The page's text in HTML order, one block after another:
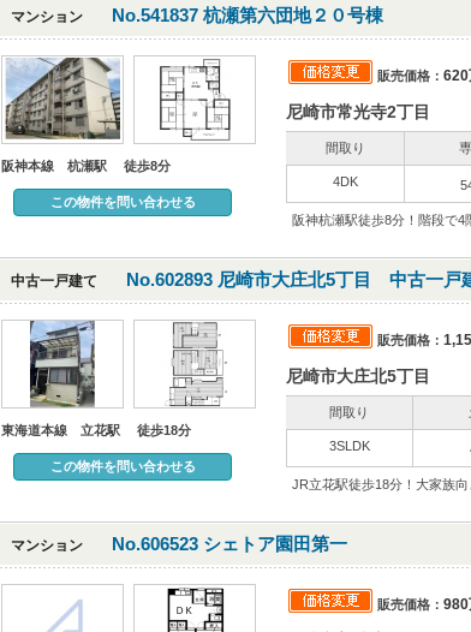
マンション No.541837 杭瀬第六団地２０号棟
阪神本線 杭瀬駅 徒歩8分
この物件を問い合わせる
販売価格：
尼崎市常光寺2丁目
間取り
4DK
阪神杭瀬駅徒歩8分！階段で4
中古一戸建て No.602893 尼崎市大庄北5丁目 中古一戸
東海道本線 立花駅 徒歩18分
この物件を問い合わせる
販売価格：
尼崎市大庄北5丁目
間取り
3SLDK
JR立花駅徒歩18分！大家族
マンション No.606523 シェトア園田第一
販売価格：